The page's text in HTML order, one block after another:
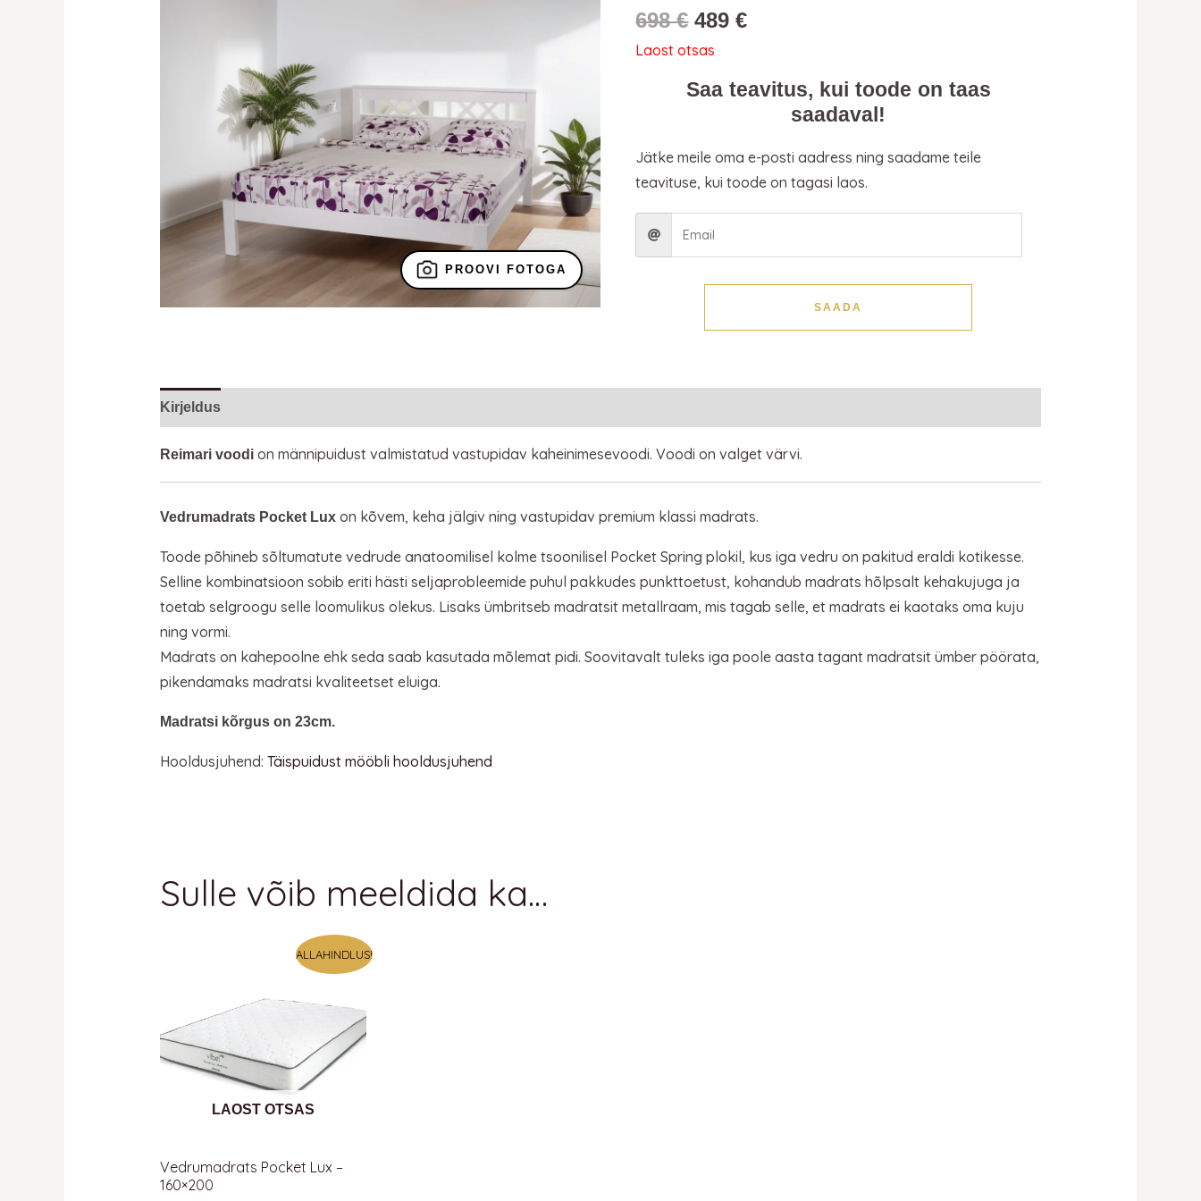
PROOVI FOTOGA
698€ 489€
Laost otsas
Saa teavitus, kui toode on taas
saadaval!
Jätke meile oma e-posti aadress ning saadame teile
teavituse, kui toode on tagasi laos.
SAADA
Kirjeldus
Reimari voodion männipuidust valmistatud vastupidav kaheinimesevoodi. Voodi on valget värvi.
Vedrumadrats Pocket Luxon kõvem, keha jälgiv ning vastupidav premium klassi madrats.
Toode põhineb sõltumatute vedrude anatoomilisel kolme tsoonilisel Pocket Spring plokil, kus iga vedru on pakitud eraldi kotikesse.
Selline kombinatsioon sobib eriti hästi seljaprobleemide puhul pakkudes punkttoetust, kohandub madrats hõlpsalt kehakujuga ja
toetab selgroogu selle loomulikus olekus. Lisaks ümbritseb madratsit metallraam, mis tagab selle, et madrats ei kaotaks oma kuju
ning vormi.
Madrats on kahepoolne ehk seda saab kasutada mõlemat pidi. Soovitavalt tuleks iga poole aasta tagant madratsit ümber pöörata,
pikendamaks madratsi kvaliteetset eluiga.
Madratsi kõrgus on 23cm.
Hooldusjuhend: Täispuidust mööbli hooldusjuhend
Sulle võib meeldida ka…
ALLAHINDLUS!
LAOST OTSAS
Vedrumadrats Pocket Lux –
160×200